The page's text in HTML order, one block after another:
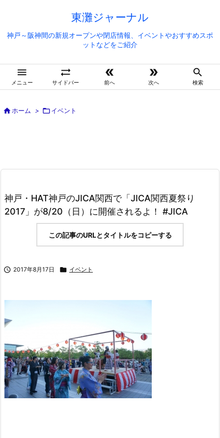
東灘ジャーナル
神戸～阪神間の新規オープンや閉店情報、イベントやおすすめスポ
ットなどをご紹介

メニュー

サイドバー

前へ

次へ

検索
ホーム > イベント
神戸・HAT神戸のJICA関西で「JICA関西夏祭り
2017」が8/20（日）に開催されるよ！ #JICA
この記事のURLとタイトルをコピーする
 2017年8月17日  イベント